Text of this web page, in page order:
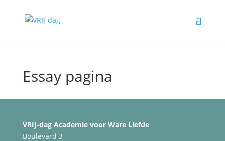
Essay pagina
VRIJ-dag Academie voor Ware Liefde
Boulevard 3